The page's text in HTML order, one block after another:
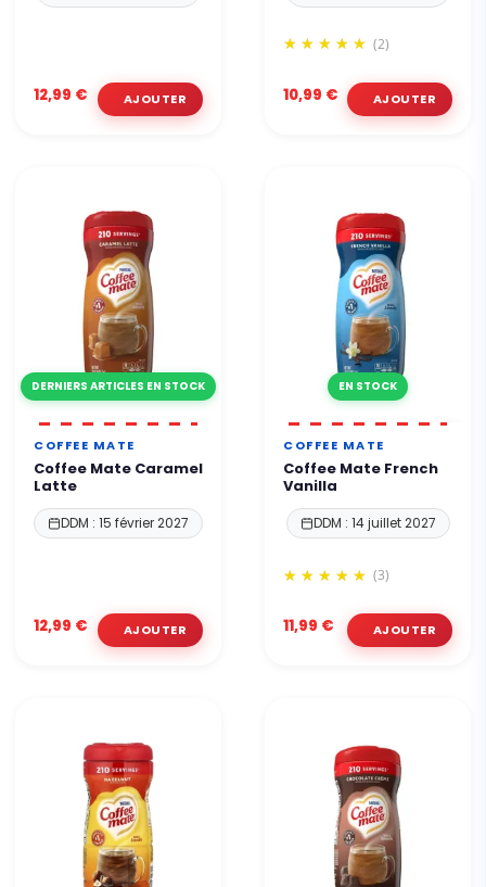
12,99 €
(2)
10,99 €
DERNIERS ARTICLES EN STOCK
COFFEE MATE
Coffee Mate Caramel
Latte
DDM : 15 février 2027
12,99 €
EN STOCK
COFFEE MATE
Coffee Mate French
Vanilla
DDM : 14 juillet 2027
(3)
11,99 €